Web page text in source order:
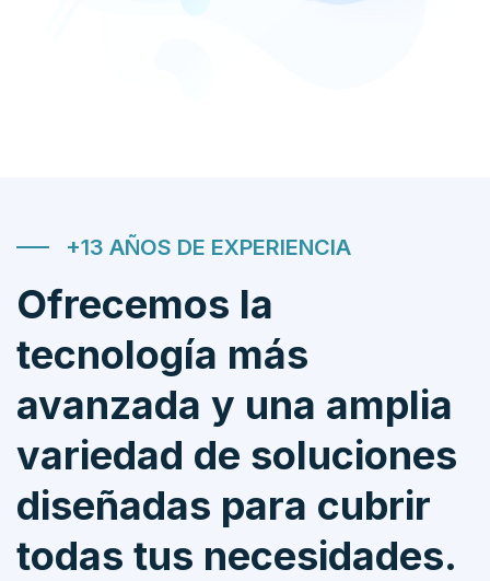
+13 AÑOS DE EXPERIENCIA
Ofrecemos la
tecnología más
avanzada y una amplia
variedad de soluciones
diseñadas para cubrir
todas tus necesidades.